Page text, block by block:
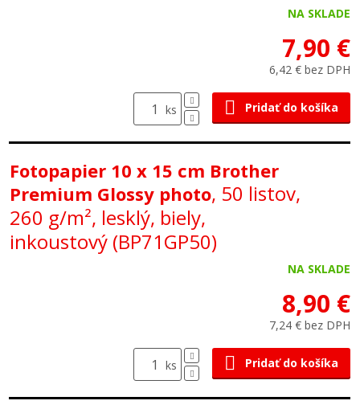
NA SKLADE
7,90 €
6,42 € bez DPH
ks Pridať do košíka
Fotopapier 10 x 15 cm Brother
Premium Glossy photo, 50 listov,
260 g/m², lesklý, biely,
inkoustový (BP71GP50)
NA SKLADE
8,90 €
7,24 € bez DPH
ks Pridať do košíka